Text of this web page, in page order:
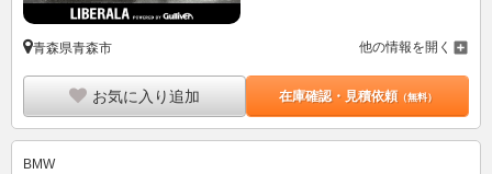
青森県青森市 他の情報を開く
お気に入り追加 在庫確認・見積依頼（無料）
BMW